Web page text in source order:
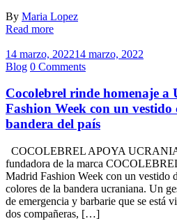
By Maria Lopez
Read more
14 marzo, 202214 marzo, 2022
Blog 0 Comments
Cocolebrel rinde homenaje
Fashion Week con un vestido
bandera del país
COCOLEBREL APOYA
fundadora de la marca
Madrid Fashion Week con un vestido
colores de la bandera ucraniana. Un
de emergencia y barbarie que se está
dos compañeras, […]